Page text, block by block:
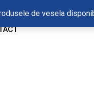
de vesela